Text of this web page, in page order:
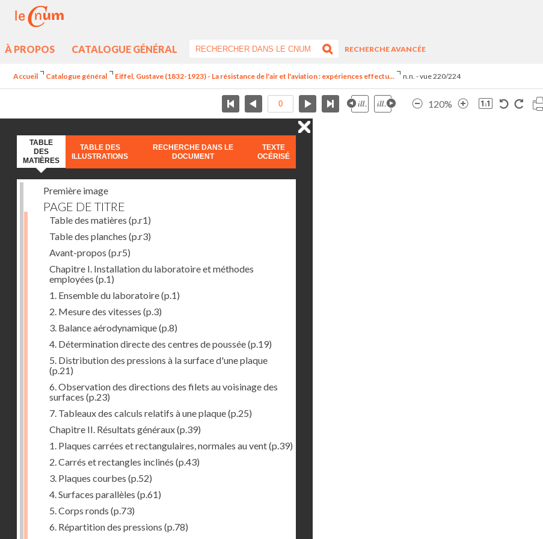
À PROPOS CATALOGUE GÉNÉRAL
RECHERCHE AVANCÉE
Accueil Catalogue général Eiffel, Gustave (1832-1923) - La résistance de l'air et l'aviation : expériences effectu... n.n. - vue 220/224
120%
TABLE
DES
MATIÈRES
TABLE DES
ILLUSTRATIONS
RECHERCHE DANS LE
DOCUMENT
TEXTE
OCÉRISÉ
Première image
PAGE DE TITRE
Table des matières (p.r1)
Table des planches (p.r3)
Avant-propos (p.r5)
Chapitre I. Installation du laboratoire et méthodes
employées (p.1)
1. Ensemble du laboratoire(p.1)
2. Mesure des vitesses (p.3)
3. Balance aérodynamique(p.8)
4. Détermination directe des centres de poussée(p.19)
5. Distribution des pressions à la surface d'une plaque
(p.21)
6. Observation des directions des filets au voisinage des
surfaces (p.23)
7. Tableaux des calculs relatifs à une plaque(p.25)
Chapitre II. Résultats généraux(p.39)
1. Plaques carrées et rectangulaires, normales au vent(p.39)
2. Carrés et rectangles inclinés (p.43)
3. Plaques courbes (p.52)
4. Surfaces parallèles (p.61)
5. Corps ronds (p.73)
6. Répartition des pressions (p.78)